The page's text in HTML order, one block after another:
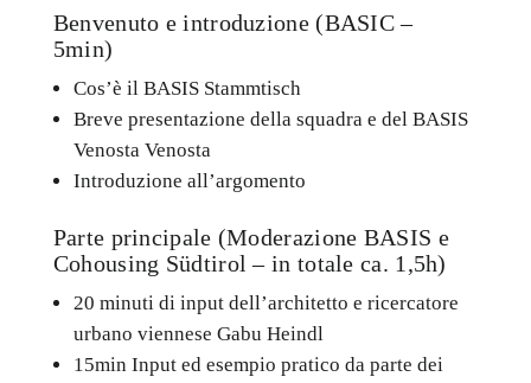
Benvenuto e introduzione (BASIC –
5min)
Cos’è il BASIS Stammtisch
Breve presentazione della squadra e del BASIS
Venosta Venosta
Introduzione all’argomento
Parte principale (Moderazione BASIS e
Cohousing Südtirol – in totale ca. 1,5h)
20 minuti di input dell’architetto e ricercatore
urbano viennese Gabu Heindl
15min Input ed esempio pratico da parte dei